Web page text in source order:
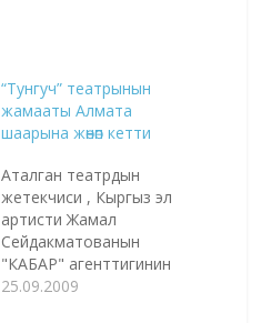
“Тунгуч” театрынын
жамааты Алмата
шаарына жөнөп кетти
Аталган театрдын
жетекчиси , Кыргыз эл
артисти Жамал
Сейдакматованын
"КАБАР" агенттигинин
кабарчысына
25.09.2009